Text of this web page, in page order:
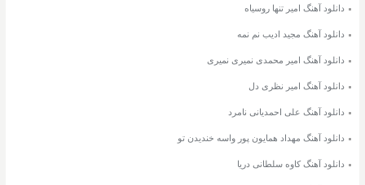
دانلود آهنگ امیر تنها روسیاه
دانلود آهنگ مجید ادیب نم نمه
دانلود آهنگ امیر محمدی نمیری نمیری
دانلود آهنگ امیر نظری دل
دانلود آهنگ علی احمدیانی نامرد
دانلود آهنگ مهداد همایون پور واسه خندیدن تو
دانلود آهنگ کاوه سلطانی دریا